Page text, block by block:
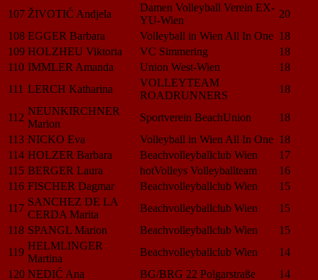
107 ŽIVOTIĆ Andjela
Damen Volleyball Verein EX-
YU-Wien
20
108 EGGER Barbara Volleyball in Wien All In One 18
109 HOLZHEU Viktoria VC Simmering
18
110 IMMLER Amanda Union West-Wien
18
111 LERCH Katharina
VOLLEYTEAM
ROADRUNNERS
18
112
NEUNKIRCHNER
Marion
Sportverein BeachUnion
18
113 NICKO Eva Volleyball in Wien All In One 18
114 HOLZER Barbara Beachvolleyballclub Wien
17
115 BERGER Laura hotVolleys Volleyballteam
16
116 FISCHER Dagmar Beachvolleyballclub Wien
15
117
SANCHEZ DE LA
CERDA Marita
Beachvolleyballclub Wien
15
118 SPANGL Marion Beachvolleyballclub Wien
15
119
HELMLINGER
Martina
Beachvolleyballclub Wien
14
120 NEDIĆ Ana BG/BRG 22 Polgarstraße
14